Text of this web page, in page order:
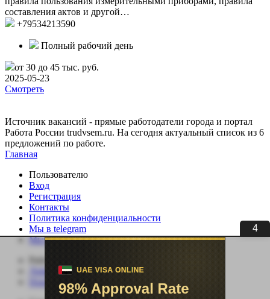
составления актов и другой…
+79534213590
Полный рабочий день
от 30 до 45 тыс. руб.
2025-05-23
Смотреть
Источник вакансий - прямые работодатели города и портал
Работа России trudvsem.ru. На сегодня актуальный список из 6
предложений по работе.
4
Главная
Пользователю
Вход
Регистрация
Контакты
Политика конфиденциальности
Мы в telegram
Мы в ВК
Добавить вакансию
Поиск сотрудников